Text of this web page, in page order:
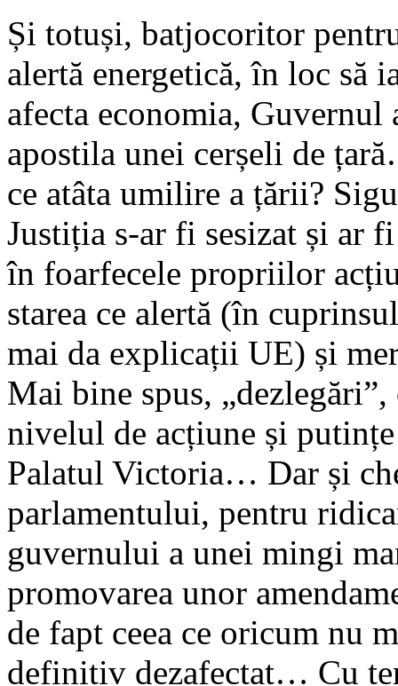
Și totuși, batjocoritor
alertă energetică, în loc să
afecta economia,
apostila unei cerșeli de
ce atâta umilire a țării?
Justiția s-ar fi sesizat și ar
în foarfecele propriilor
starea ce alertă (în
mai da explicații UE) și
Mai bine spus,
nivelul de acțiune și
Palatul Victoria… Dar și
parlamentului, pentru
guvernului a unei mingi
promovarea unor
de fapt ceea ce oricum nu
definitiv dezafectat… Cu